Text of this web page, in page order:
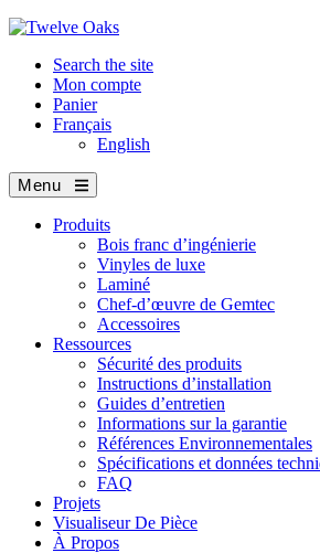
Search the site
Mon compte
Panier
Français
English
Menu
Produits
Bois franc d’ingénierie
Vinyles de luxe
Laminé
Chef-d’œuvre de Gemtec
Accessoires
Ressources
Sécurité des produits
Instructions d’installation
Guides d’entretien
Informations sur la garantie
Références Environnementales
Spécifications et données
FAQ
Projets
Visualiseur De Pièce
À Propos